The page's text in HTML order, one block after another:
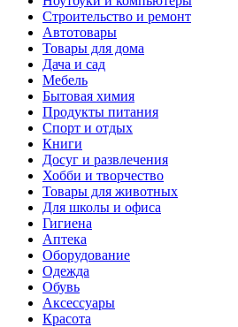
Строительство и ремонт
Автотовары
Товары для дома
Дача и сад
Мебель
Бытовая химия
Продукты питания
Спорт и отдых
Книги
Досуг и развлечения
Хобби и творчество
Товары для животных
Для школы и офиса
Гигиена
Аптека
Оборудование
Одежда
Обувь
Аксессуары
Красота